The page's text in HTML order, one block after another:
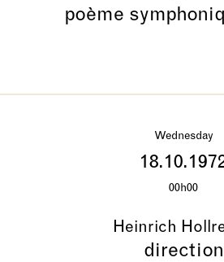
poème
Wednesday
00h00
Heinrich
direction